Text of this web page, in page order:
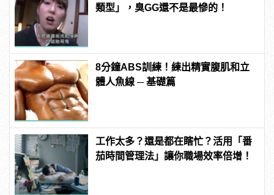
類型」，臭GG還不是最慘的！
8分鐘ABS訓練！練出精實腹肌和立
體人魚線 ─ 基礎篇
工作太多？還是都在瞎忙？活用「番
茄時間管理法」讓你職場效率倍增！